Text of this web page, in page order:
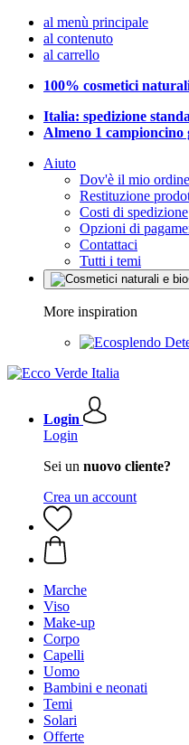
al menù principale
al contenuto
al carrello
100% cosmetici
Italia: spedizione
Almeno 1 campioncino
Aiuto
Dov'è il mio
Restituzione
Costi di spedizione
Opzioni di
Contattaci
Tutti i temi
More inspiration
Login
Login
Sei un nuovo cliente?
Crea un account
Marche
Viso
Make-up
Corpo
Capelli
Uomo
Bambini e neonati
Temi
Solari
Offerte